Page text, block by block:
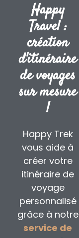
Happy
Travel :
création
d'itinéraire
de voyages
sur mesure
!
Happy Trek
vous aide à
créer votre
itinéraire de
voyage
personnalisé
grâce à notre
service de